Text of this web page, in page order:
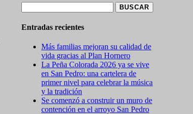
Entradas recientes
Más familias mejoran su calidad de
vida gracias al Plan Hornero
La Peña Colorada 2026 ya se vive
en San Pedro: una cartelera de
primer nivel para celebrar la música
y la tradición
Se comenzó a construir un muro de
contención en el arroyo San Pedro